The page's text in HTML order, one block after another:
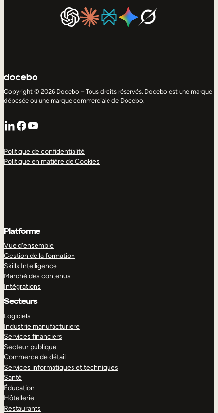
Copyright © 2026 Docebo – Tous droits réservés. Docebo est une marque
déposée ou une marque commerciale de Docebo.
LinkedIn
Facebook
YouTube
Politique de confidentialité
Politique en matière de Cookies
Platforme
Vue d’ensemble
Gestion de la formation
Skills Intelligence
Marché des contenus
Intégrations
Secteurs
Logiciels
Industrie manufacturiere
Services financiers
Secteur publique
Commerce de détail
Services informatiques et techniques
Santé
Éducation
Hôtellerie
Restaurants